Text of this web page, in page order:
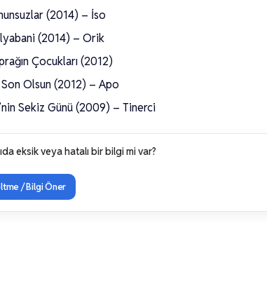
(2014) – İso
(2014) – Orik
Çocukları (2012)
Son Olsun (2012) – Apo
Sekiz Günü (2009) – Tinerci
eksik veya hatalı bir bilgi mi var?
/ Bilgi Öner